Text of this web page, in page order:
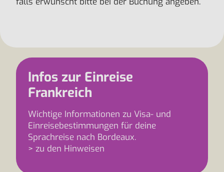
Infos zur Einreise
Frankreich
Wichtige Informationen zu Visa- und
Einreisebestimmungen für deine
Sprachreise nach Bordeaux.
> zu den Hinweisen